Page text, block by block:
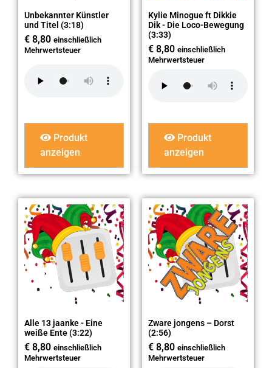
Unbekannter Künstler
und Titel (3:18)
€ 8,80 einschließlich
Mehrwertsteuer
Produkt
anzeigen
Kylie Minogue ft Dikkie
Dik - Die Loco-Bewegung
(3:33)
€ 8,80 einschließlich
Mehrwertsteuer
Produkt
anzeigen
Alle 13 jaanke - Eine
weiße Ente (3:22)
€ 8,80 einschließlich
Mehrwertsteuer
Zware jongens – Dorst
(2:56)
€ 8,80 einschließlich
Mehrwertsteuer